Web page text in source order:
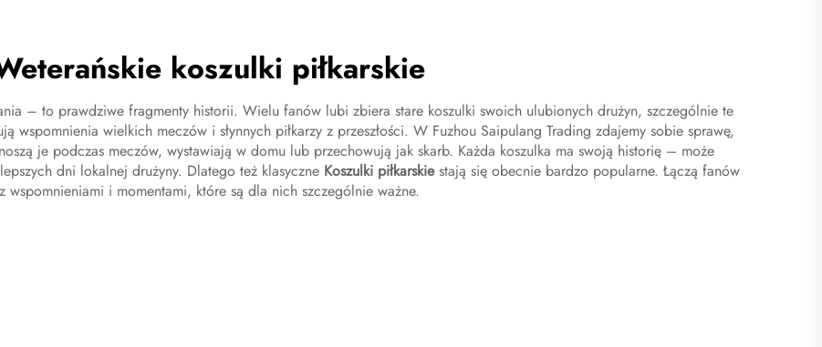
koszulki piłkarskie
– to prawdziwe fragmenty historii. Wielu fanów lubi zbiera stare koszulki swoich ulubionych drużyn, szczególnie te
wspomnienia wielkich meczów i słynnych piłkarzy z przeszłości. W Fuzhou Saipulang Trading zdajemy sobie sprawę,
je podczas meczów, wystawiają w domu lub przechowują jak skarb. Każda koszulka ma swoją historię – może
dni lokalnej drużyny. Dlatego też klasyczne Koszulki piłkarskiestają się obecnie bardzo popularne. Łączą fanów
z wspomnieniami i momentami, które są dla nich szczególnie ważne.